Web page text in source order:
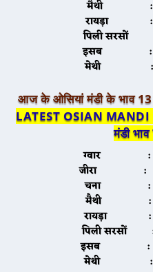
मैथी
रायड़ा :
पिली
इसब :
मेथी
आज के ओसियां मंडी के भाव
LATEST OSIAN
मंडी
ग्वार :
जीरा :
चना
मैथी :
रायड़ा :
पिली
इसब :
मेथी